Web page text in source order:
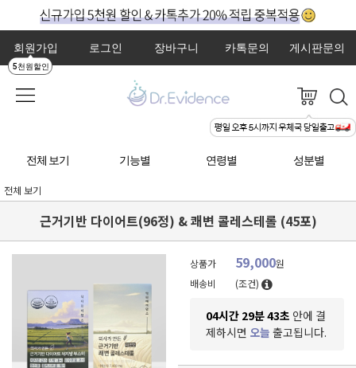
회원가입
5천원할인
로그인 장바구니 카톡문의 게시판문의
전체 보기 기능별 연령별 성분별
전체 보기
근거기반 다이어트(96정) & 쾌변 콜레스테롤 (45포)
상품가 59,000원
배송비
(조건)
04시간 29분 43초 안에 결
제하시면 오늘 출고됩니다.